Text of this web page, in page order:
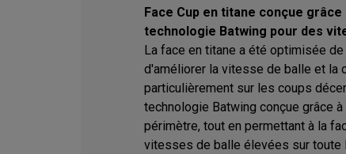
Face Cup en titane conçue
technologie Batwing pour des
La face en titane a été optimisée
d'améliorer la vitesse de balle et la
particulièrement sur les coups
technologie Batwing conçue grâce
périmètre, tout en permettant à la
vitesses de balle élevées sur toute